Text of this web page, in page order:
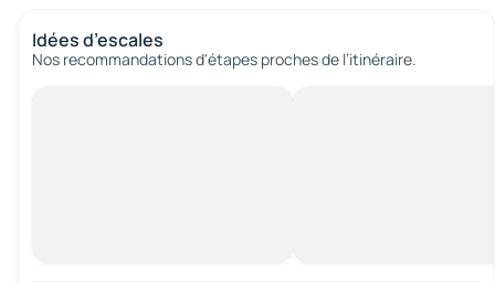
Idées d’escales
Nos recommandations d'étapes proches de l’itinéraire.